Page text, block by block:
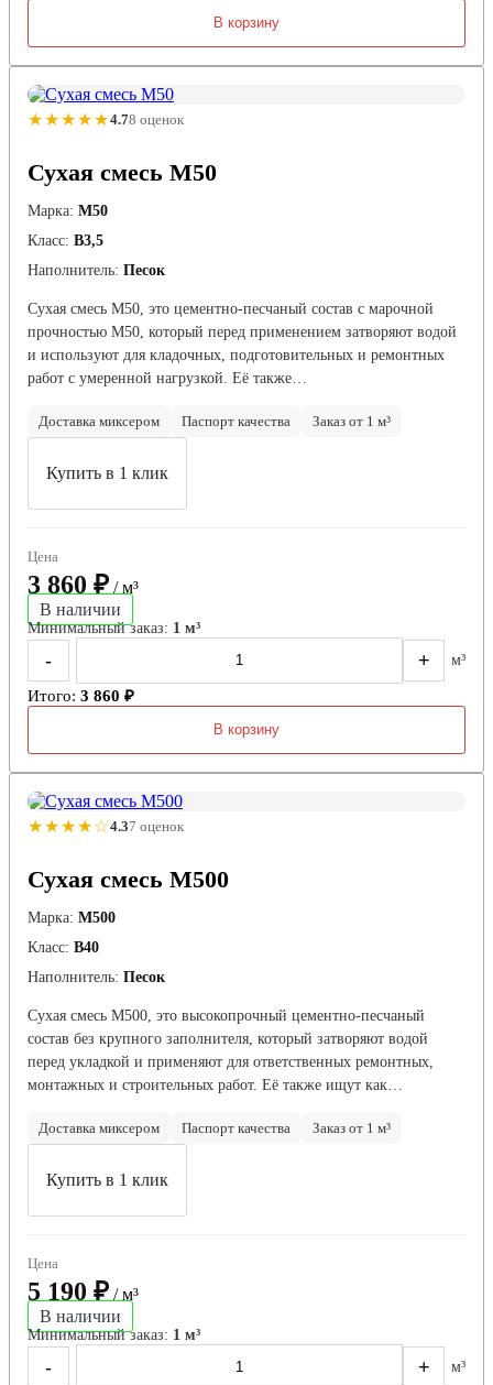
В корзину
★★★★★4.78 оценок
Сухая смесь М50
Марка: М50
Класс: В3,5
Наполнитель: Песок
Сухая смесь М50, это цементно-песчаный состав с марочной
прочностью М50, который перед применением затворяют водой
и используют для кладочных, подготовительных и ремонтных
работ с умеренной нагрузкой. Её также…
Доставка миксером Паспорт качества Заказ от 1 м³
Купить в 1 клик
Цена
3 860 ₽ / м³
В наличии
Минимальный заказ: 1 м³
- + м³
Итого: 3 860 ₽
В корзину
★★★★☆4.37 оценок
Сухая смесь М500
Марка: М500
Класс: В40
Наполнитель: Песок
Сухая смесь М500, это высокопрочный цементно-песчаный
состав без крупного заполнителя, который затворяют водой
перед укладкой и применяют для ответственных ремонтных,
монтажных и строительных работ. Её также ищут как…
Доставка миксером Паспорт качества Заказ от 1 м³
Купить в 1 клик
Цена
5 190 ₽ / м³
В наличии
Минимальный заказ: 1 м³
- + м³